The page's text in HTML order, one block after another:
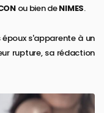
ou bien deNIMES.
s'apparente à un
rupture, sa rédaction